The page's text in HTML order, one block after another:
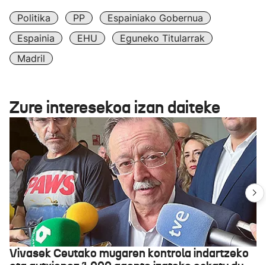
Politika PP
Espainiako Gobernua
Espainia
EHU
Eguneko Titularrak
Madril
Zure interesekoa izan daiteke
Vivasek Ceutako mugaren kontrola indartzeko